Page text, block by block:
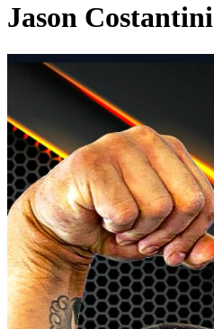
Jason Costantini